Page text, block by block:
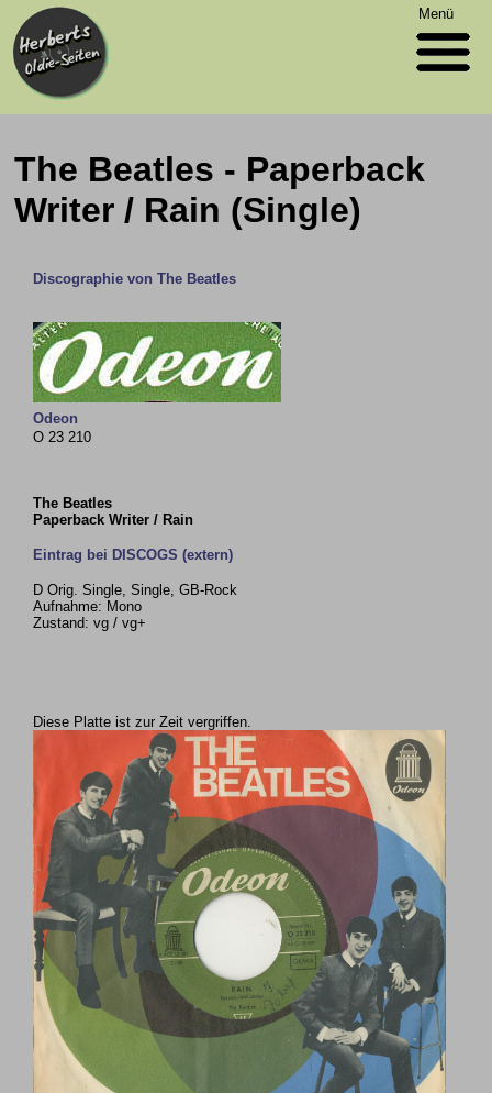
Menü
The Beatles - Paperback
Writer / Rain (Single)
Discographie von The Beatles
Odeon
O 23 210
The Beatles
Paperback Writer / Rain
Eintrag bei DISCOGS (extern)
D Orig. Single, Single, GB-Rock
Aufnahme: Mono
Zustand: vg / vg+
Diese Platte ist zur Zeit vergriffen.